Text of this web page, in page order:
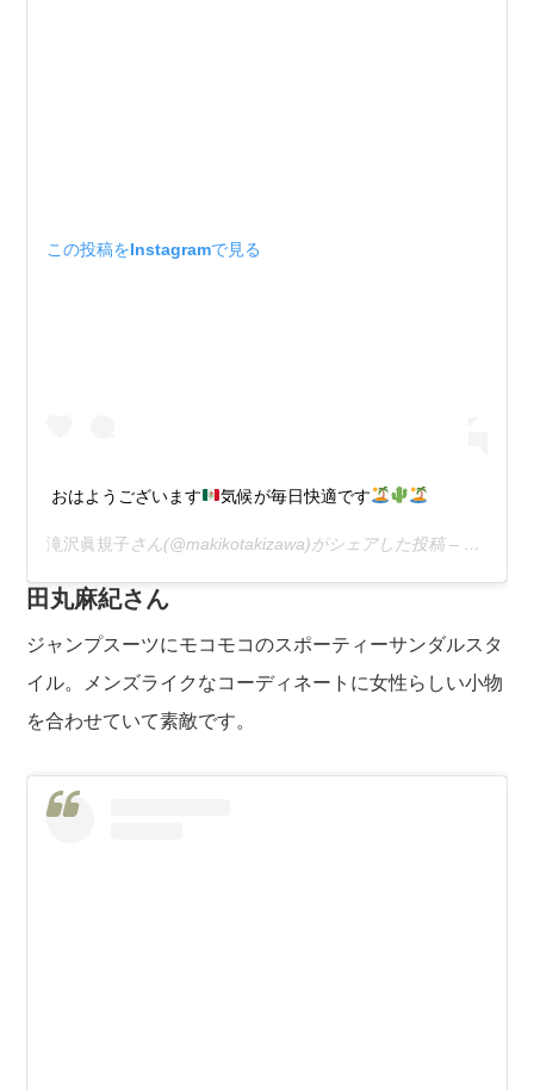
この投稿をInstagramで見る
おはようございます 気候が毎日快適です
滝沢眞規子さん(@makikotakizawa)がシェアした投稿 – 2019年
田丸麻紀さん
ジャンプスーツにモコモコのスポーティーサンダルスタ
イル。メンズライクなコーディネートに女性らしい小物
を合わせていて素敵です。